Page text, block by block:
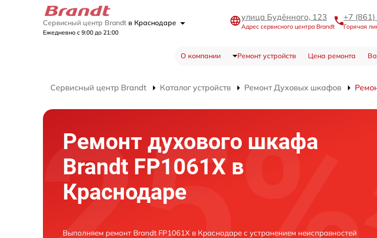
Сервисный центр Brandt в Краснодаре
Ежедневно с 9:00 до 21:00
улица Будённого, 123
Адрес сервисного центра Brandt
+7
Горячая
О компании Ремонт устройств Цена ремонта
Сервисный центр Brandt Каталог устройств Ремонт Духовых шкафов
Ремонт духового шкафа
Brandt FP1061X в
Краснодаре
Выполняем ремонт Brandt FP1061X в Краснодаре с устранением неисправностей